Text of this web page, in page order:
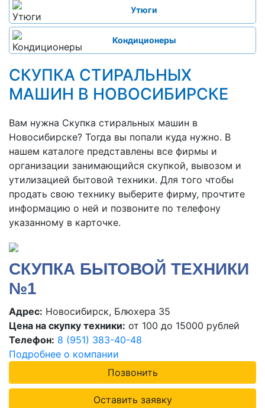
Утюги
Кондиционеры
СКУПКА СТИРАЛЬНЫХ
МАШИН В НОВОСИБИРСКЕ
Вам нужна Скупка стиральных машин в
Новосибирске? Тогда вы попали куда нужно. В
нашем каталоге представлены все фирмы и
организации занимающийся скупкой, вывозом и
утилизацией бытовой техники. Для того чтобы
продать свою технику выберите фирму, прочтите
информацию о ней и позвоните по телефону
указанному в карточке.
СКУПКА БЫТОВОЙ ТЕХНИКИ
№1
Адрес: Новосибирск, Блюхера 35
Цена на скупку техники: от 100 до 15000 рублей
Телефон: 8 (951) 383-40-48
Подробнее о компании
Позвонить
Оставить заявку